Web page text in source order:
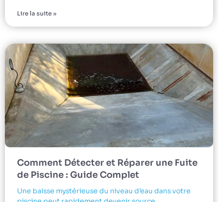
Lire la suite »
Comment Détecter et Réparer une Fuite
de Piscine : Guide Complet
Une baisse mystérieuse du niveau d’eau dans votre